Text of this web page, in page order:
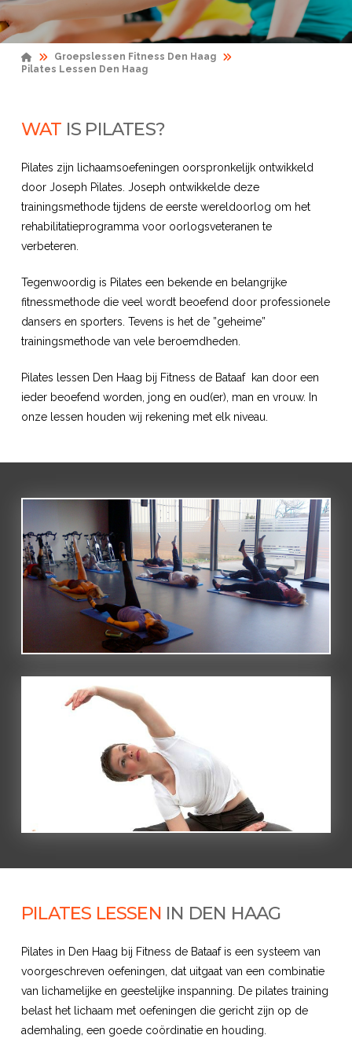
HomeGroepslessen Fitness Den Haag
Pilates Lessen Den Haag
WAT IS PILATES?
Pilates zijn lichaamsoefeningen oorspronkelijk ontwikkeld
door Joseph Pilates. Joseph ontwikkelde deze
trainingsmethode tijdens de eerste wereldoorlog om het
rehabilitatieprogramma voor oorlogsveteranen te
verbeteren.
Tegenwoordig is Pilates een bekende en belangrijke
fitnessmethode die veel wordt beoefend door professionele
dansers en sporters. Tevens is het de ”geheime”
trainingsmethode van vele beroemdheden.
Pilates lessen Den Haag bij Fitness de Bataaf kan door een
ieder beoefend worden, jong en oud(er), man en vrouw. In
onze lessen houden wij rekening met elk niveau.
PILATES LESSEN IN DEN HAAG
Pilates in Den Haag bij Fitness de Bataaf is een systeem van
voorgeschreven oefeningen, dat uitgaat van een combinatie
van lichamelijke en geestelijke inspanning. De pilates training
belast het lichaam met oefeningen die gericht zijn op de
ademhaling, een goede coördinatie en houding.